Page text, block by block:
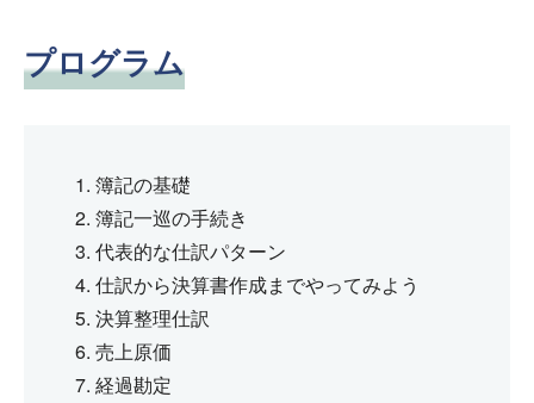
プログラム
簿記の基礎
簿記一巡の手続き
代表的な仕訳パターン
仕訳から決算書作成までやってみよう
決算整理仕訳
売上原価
経過勘定